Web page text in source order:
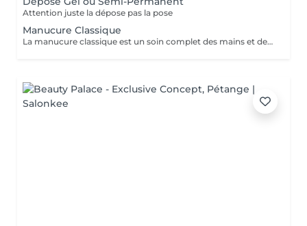
Attention juste la dépose pas la pose
Manucure Classique
La manucure classique est un soin complet des mains et des ongles qui permet de conserver des mains belles et bien entretenues au quotidien. Elle comprend le limage des ongles, le soins des cuticules après un trempage dans l'eau tiède, l'application d'une huile et d'une base vitaminée transparente ainsi que d'une crème nourrissante pour vos mains.